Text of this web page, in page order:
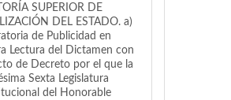
SUPERIOR DE
DEL ESTADO. a)
de Publicidad en
Lectura del Dictamen con
de Decreto por el que la
Sexta Legislatura
del Honorable